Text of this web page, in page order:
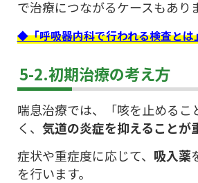
で治療につながるケースもあり
◆「呼吸器内科で行われる検査とは
5-2.初期治療の考え方
喘息治療では、「咳を止めるこ
く、 気道の炎症を抑えることが
症状や重症度に応じて、 吸入薬
を行います。